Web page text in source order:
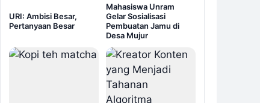
URI: Ambisi Besar,
Pertanyaan Besar
Mahasiswa Unram
Gelar Sosialisasi
Pembuatan Jamu di
Desa Mujur